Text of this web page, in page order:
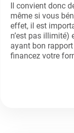
Il convient donc
même si vous
effet, il est
n’est pas
ayant bon
financez votre